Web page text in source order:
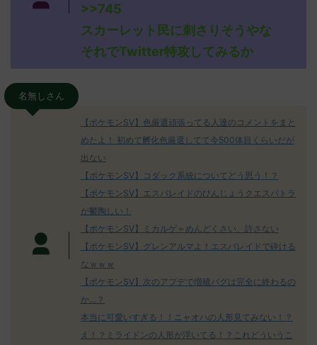
>>745
スカーレット民に刺さりそうやな
それでTwitter特攻してみるか
名無しさん
【ポケモンSV】色厳選頑張ってる人達のコメントをまと
めたよ！ 初めて孵化色厳選してて今500体目くらいだが
出ない
【ポケモンSV】コダック系統についてどう思う！？
【ポケモンSV】エスバレイドのびんじょうクエスパトラ
が鬱陶しい！
【ポケモンSV】ミカルゲ＝めんどくさい、許さない
【ポケモンSV】グレンアルマよ！エスバレイドで砕ける
なｗｗｗ
【ポケモンSV】次のアプデで増殖バグは完全に終わるの
か…？
本当に可愛いすぎる！！ニャオハの人形見てみない！？
え！？ミライドンの人形が浮いてる！？これどういうこ